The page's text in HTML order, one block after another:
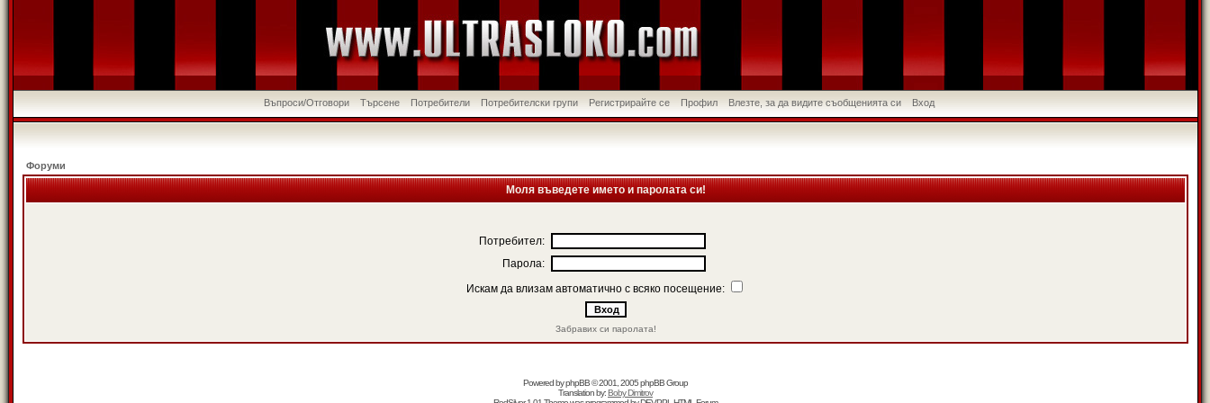
Въпроси/Отговори Търсене Потребители Потребителски групи Регистрирайте се Профил Влезте, за да видите съобщенията си Вход
Форуми
Моля въведете името и паролата си!
Потребител:
Парола:
Искам да влизам автоматично с всяко посещение:
Забравих си паролата!
Powered byphpBB© 2001, 2005 phpBB Group
Translation by:Boby Dimitrov